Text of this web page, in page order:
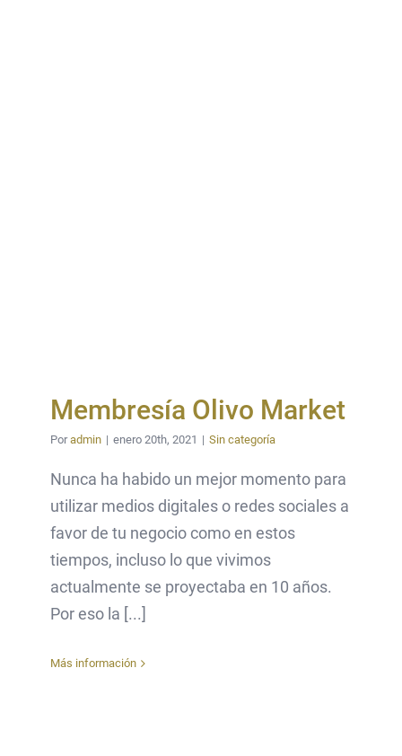
Membresía Olivo Market
Poradmin | enero 20th, 2021 | Sin categoría
Nunca ha habido un mejor momento para
utilizar medios digitales o redes sociales a
favor de tu negocio como en estos
tiempos, incluso lo que vivimos
actualmente se proyectaba en 10 años.
Por eso la [...]
Más información